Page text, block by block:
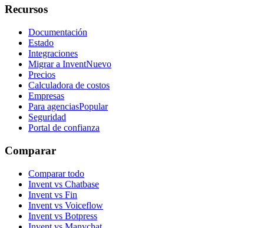
Recursos
Documentación
Estado
Integraciones
Migrar a InventNuevo
Precios
Calculadora de costos
Empresas
Para agenciasPopular
Seguridad
Portal de confianza
Comparar
Comparar todo
Invent vs Chatbase
Invent vs Fin
Invent vs Voiceflow
Invent vs Botpress